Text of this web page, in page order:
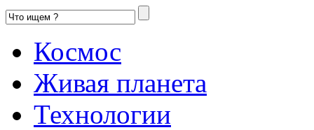
Космос
Живая планета
Технологии